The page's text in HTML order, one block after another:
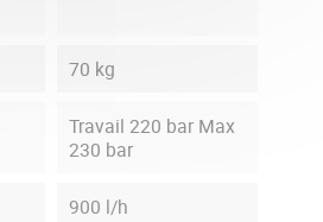
70 kg
Travail 220 bar Max
230 bar
900 l/h